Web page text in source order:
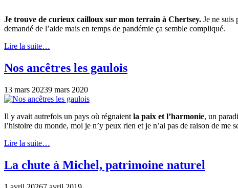
Je trouve de curieux cailloux sur mon terrain à Chertsey. Je ne suis
demandé de l’aide mais en temps de pandémie ça semble compliqué.
Lire la suite…
Nos ancêtres les gaulois
13 mars 20239 mars 2020
Il y avait autrefois un pays où régnaient la paix et l’harmonie, un
l’histoire du monde, moi je n’y peux rien et je n’ai pas de raison de me
Lire la suite…
La chute à Michel, patrimoine naturel